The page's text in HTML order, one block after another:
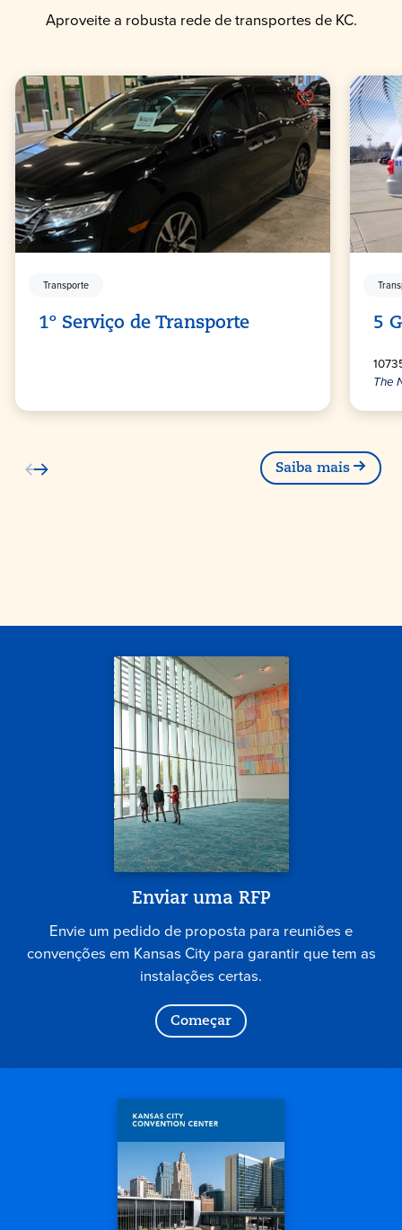
Aproveite a robusta rede de transportes de KC.
Transporte
1º Serviço de Transporte 5
The
Saiba mais
Enviar uma RFP
Envie um pedido de proposta para reuniões e
convenções em Kansas City para garantir que tem as
instalações certas.
Começar